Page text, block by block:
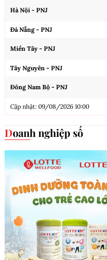
Hà Nội - PNJ
Đà Nẵng - PNJ
Miền Tây - PNJ
Tây Nguyên - PNJ
Đông Nam Bộ - PNJ
Cập nhật: 09/08/2026 10:00
Doanh nghiệp số